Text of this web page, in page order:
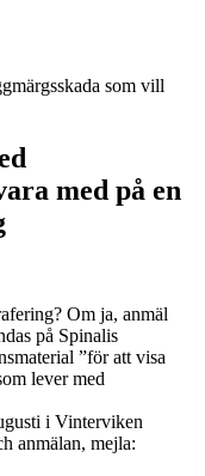
som vill
med på en
Om ja, anmäl
på Spinalis
”för att visa
lever med
i Vinterviken
anmälan, mejla: